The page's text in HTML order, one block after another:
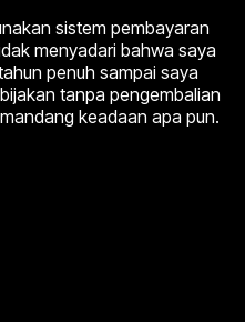
sistem pembayaran
menyadari bahwa saya
penuh sampai saya
tanpa pengembalian
keadaan apa pun.